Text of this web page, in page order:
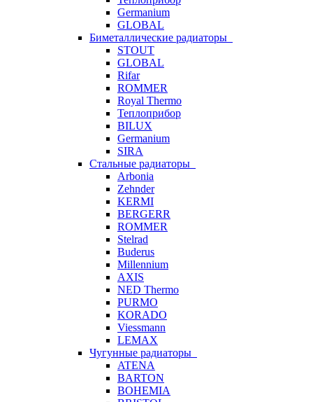
Germanium
GLOBAL
Биметаллические радиаторы
STOUT
GLOBAL
Rifar
ROMMER
Royal Thermo
Теплоприбор
BILUX
Germanium
SIRA
Стальные радиаторы
Arbonia
Zehnder
KERMI
BERGERR
ROMMER
Stelrad
Buderus
Millennium
AXIS
NED Thermo
PURMO
KORADO
Viessmann
LEMAX
Чугунные радиаторы
ATENA
BARTON
BOHEMIA